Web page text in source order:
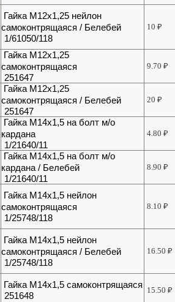
Гайка М12х1,25 нейлон
самоконтрящаяся / Белебей
1/61050/118
10₽
Гайка М12х1,25
самоконтрящаяся
251647
9.70₽
Гайка М12х1,25
самоконтрящаяся / Белебей
251647
20₽
Гайка М14х1,5 на болт м/о
кардана
1/21640/11
4.80₽
Гайка М14х1,5 на болт м/о
кардана / Белебей
1/21640/11
8.90₽
Гайка М14х1,5 нейлон
самоконтрящаяся
1/25748/118
8.10₽
Гайка М14х1,5 нейлон
самоконтрящаяся / Белебей
1/25748/118
16.50₽
Гайка М14х1,5 самоконтрящаяся
251648
15.50₽